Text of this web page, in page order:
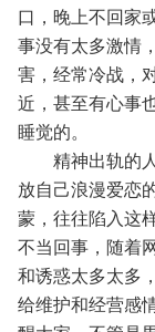
口，晚上不回家
事没有太多激情
害，经常冷战，
近，甚至有心事
睡觉的。
精神出轨的人
放自己浪漫爱恋
蒙，往往陷入这
不当回事，随着
和诱惑太多太多
给维护和经营感